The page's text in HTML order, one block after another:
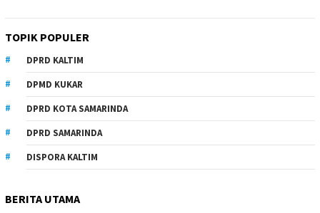
TOPIK POPULER
DPRD KALTIM
DPMD KUKAR
DPRD KOTA SAMARINDA
DPRD SAMARINDA
DISPORA KALTIM
BERITA UTAMA